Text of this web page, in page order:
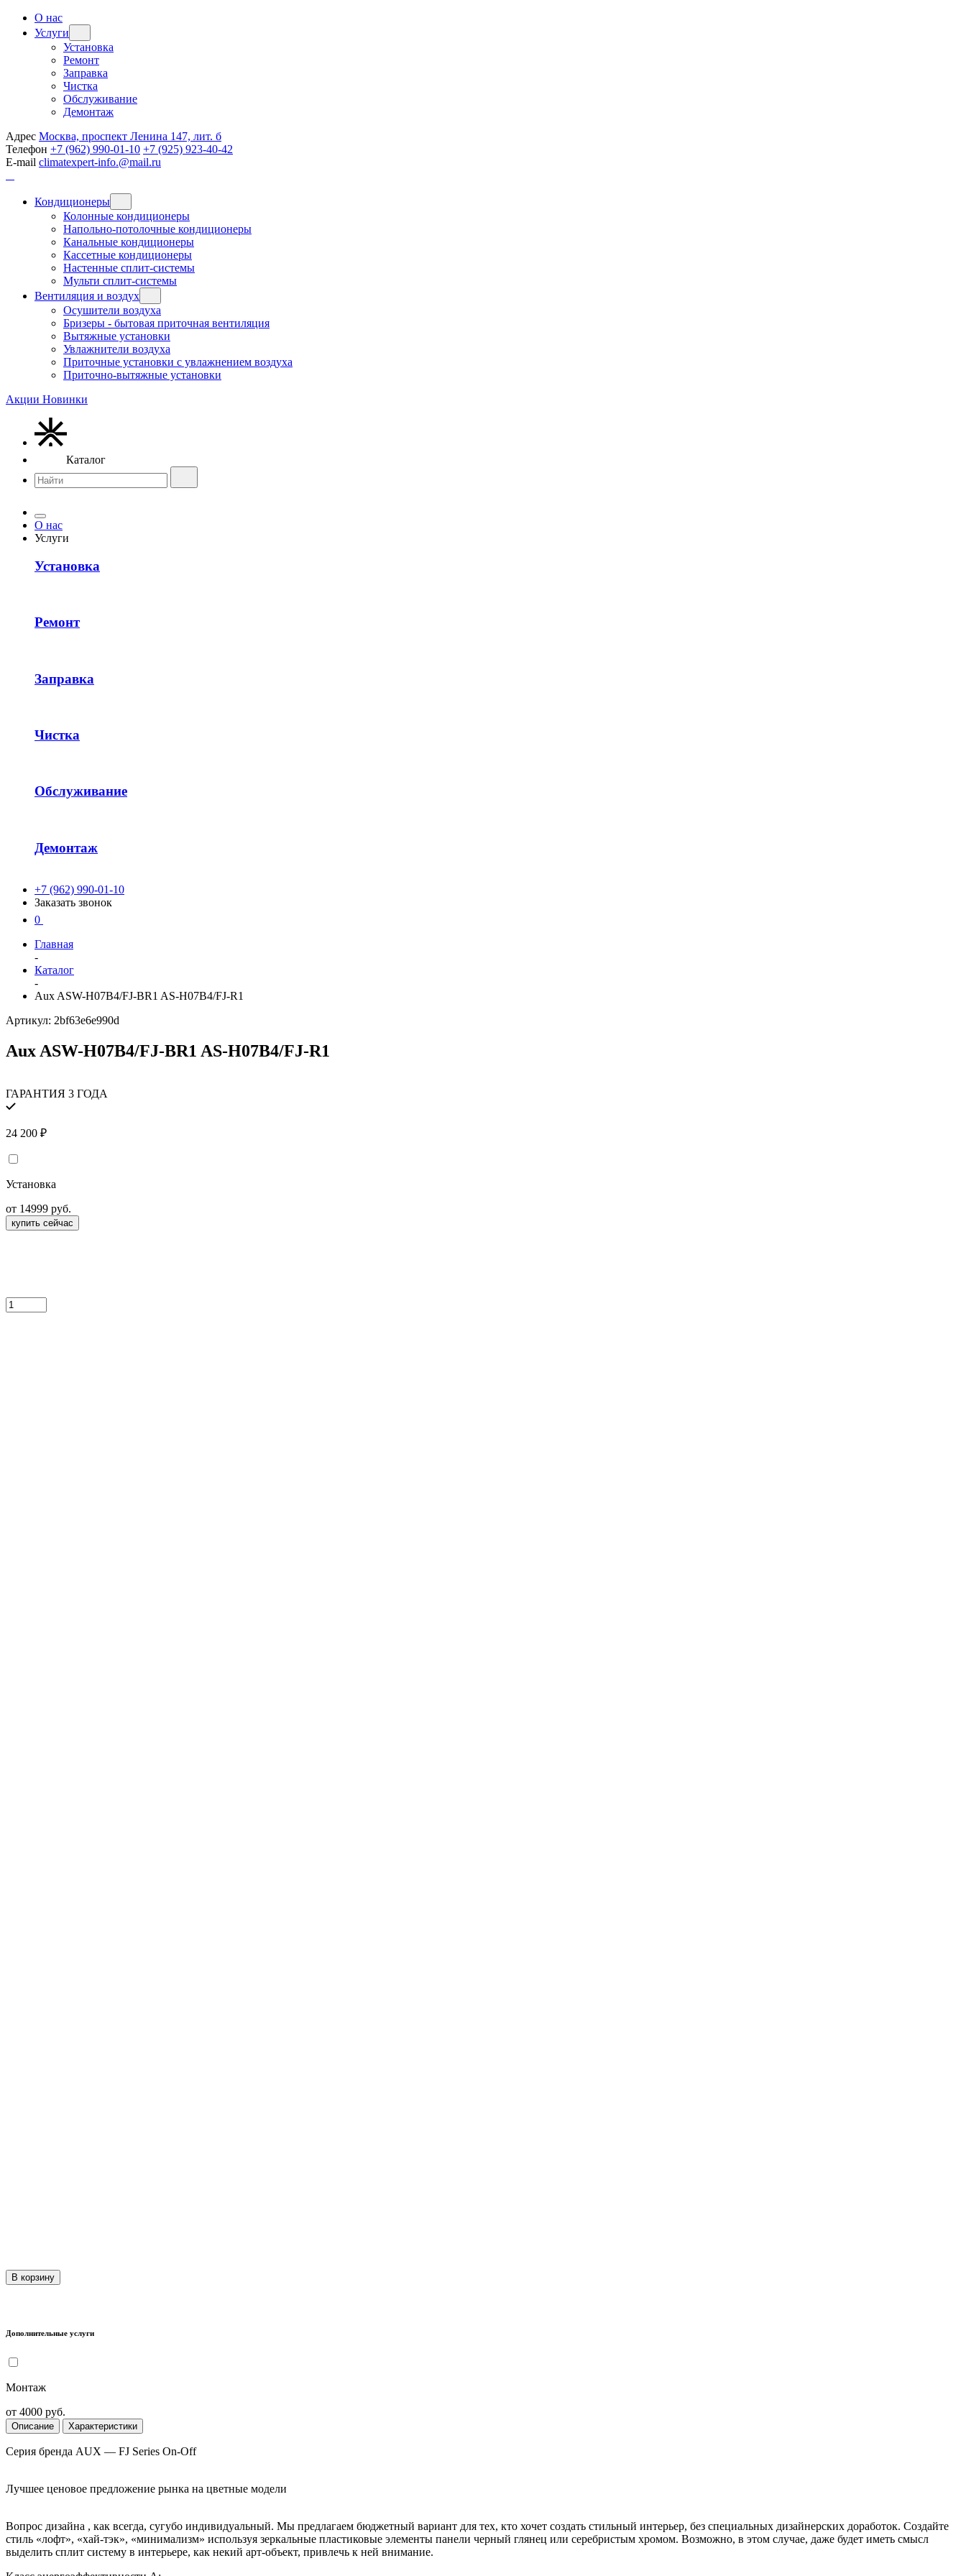
О нас
Услуги
Установка
Ремонт
Заправка
Чистка
Обслуживание
Демонтаж
Адрес Москва, проспект Ленина 147, лит. б
Телефон +7 (962) 990-01-10 +7 (925) 923-40-42
E-mail climatexpert-info.@mail.ru
Кондиционеры
Колонные кондиционеры
Напольно-потолочные кондиционеры
Канальные кондиционеры
Кассетные кондиционеры
Настенные сплит-системы
Мульти сплит-системы
Вентиляция и воздух
Осушители воздуха
Бризеры - бытовая приточная вентиляция
Вытяжные установки
Увлажнители воздуха
Приточные установки с увлажнением воздуха
Приточно-вытяжные установки
Акции Новинки
Каталог
О нас
Услуги
Установка
Ремонт
Заправка
Чистка
Обслуживание
Демонтаж
+7 (962) 990-01-10
Заказать звонок
0
Главная
-
Каталог
-
Aux ASW-H07B4/FJ-BR1 AS-H07B4/FJ-R1
Артикул: 2bf63e6e990d
Aux ASW-H07B4/FJ-BR1 AS-H07B4/FJ-R1
ГАРАНТИЯ 3 ГОДА
24 200 ₽
Установка
от 14999 руб.
купить сейчас
В корзину
Дополнительные услуги
Монтаж
от 4000 руб.
Описание Характеристики
Серия бренда AUX — FJ Series On-Off
Лучшее ценовое предложение рынка на цветные модели
Вопрос дизайна , как всегда, сугубо индивидуальный. Мы предлагаем бюджетный вариант для тех, кто хочет создать стильный интерьер, без специальных дизайнерских доработок. Создайте
стиль «лофт», «хай-тэк», «минимализм» используя зеркальные пластиковые элементы панели черный глянец или серебристым хромом. Возможно, в этом случае, даже будет иметь смысл
выделить сплит систему в интерьере, как некий арт-объект, привлечь к ней внимание.